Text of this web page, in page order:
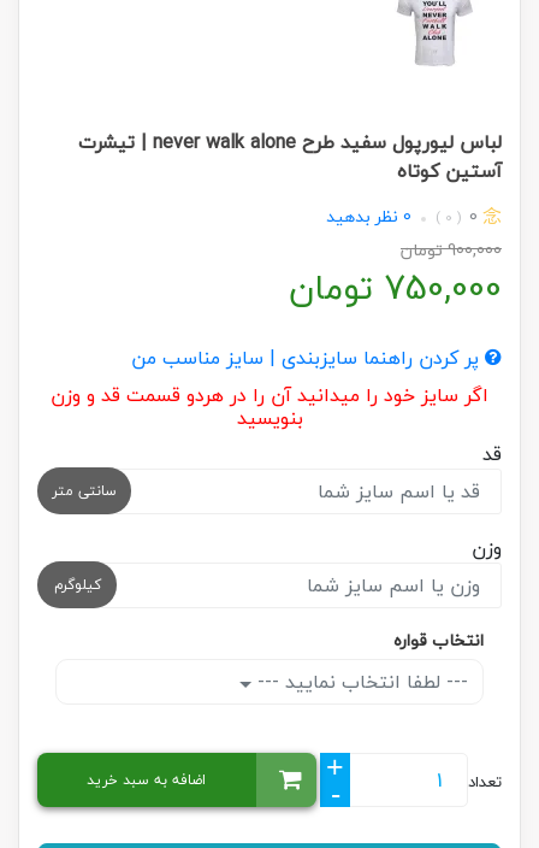
لباس لیورپول سفید طرح never walk alone | تیشرت
آستین کوتاه
0
( 0 )
0 نظر بدهید
900,000تومان
750,000 تومان
پر کردن راهنما سایزبندی | سایز مناسب من
اگر سایز خود را میدانید آن را در هردو قسمت قد و وزن
بنویسید
قد
سانتی متر
وزن
کیلوگرم
انتخاب قواره
--- لطفا انتخاب نمایید ---
تعداد
+
-
اضافه به سبد خرید